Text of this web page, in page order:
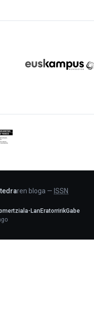
ren bloga — ISSN
LanEratorririkGabe